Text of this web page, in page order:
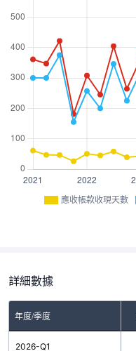
應收帳款收現天數
詳細數據
年度/季度
存貨週轉天數
2026-Q1112.50